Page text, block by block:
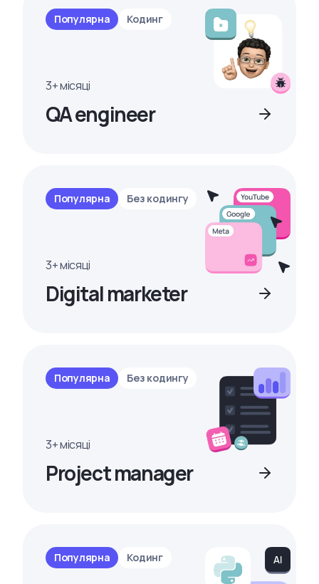
Популярна Кодинг
3+ місяці
QA engineer
Популярна Без кодингу
3+ місяці
Digital marketer
Популярна Без кодингу
3+ місяці
Project manager
Популярна Кодинг